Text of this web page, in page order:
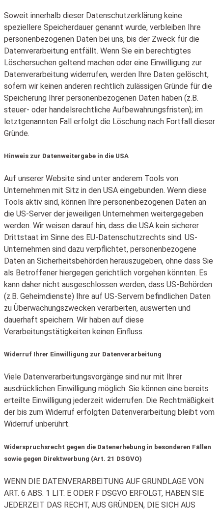
Soweit innerhalb dieser Datenschutzerklärung keine
speziellere Speicherdauer genannt wurde, verbleiben Ihre
personenbezogenen Daten bei uns, bis der Zweck für die
Datenverarbeitung entfällt. Wenn Sie ein berechtigtes
Löschersuchen geltend machen oder eine Einwilligung zur
Datenverarbeitung widerrufen, werden Ihre Daten gelöscht,
sofern wir keinen anderen rechtlich zulässigen Gründe für die
Speicherung Ihrer personenbezogenen Daten haben (z.B.
steuer- oder handelsrechtliche Aufbewahrungsfristen); im
letztgenannten Fall erfolgt die Löschung nach Fortfall dieser
Gründe.
Hinweis zur Datenweitergabe in die USA
Auf unserer Website sind unter anderem Tools von
Unternehmen mit Sitz in den USA eingebunden. Wenn diese
Tools aktiv sind, können Ihre personenbezogenen Daten an
die US-Server der jeweiligen Unternehmen weitergegeben
werden. Wir weisen darauf hin, dass die USA kein sicherer
Drittstaat im Sinne des EU-Datenschutzrechts sind. US-
Unternehmen sind dazu verpflichtet, personenbezogene
Daten an Sicherheitsbehörden herauszugeben, ohne dass Sie
als Betroffener hiergegen gerichtlich vorgehen könnten. Es
kann daher nicht ausgeschlossen werden, dass US-Behörden
(z.B. Geheimdienste) Ihre auf US-Servern befindlichen Daten
zu Überwachungszwecken verarbeiten, auswerten und
dauerhaft speichern. Wir haben auf diese
Verarbeitungstätigkeiten keinen Einfluss.
Widerruf Ihrer Einwilligung zur Datenverarbeitung
Viele Datenverarbeitungsvorgänge sind nur mit Ihrer
ausdrücklichen Einwilligung möglich. Sie können eine bereits
erteilte Einwilligung jederzeit widerrufen. Die Rechtmäßigkeit
der bis zum Widerruf erfolgten Datenverarbeitung bleibt vom
Widerruf unberührt.
Widerspruchsrecht gegen die Datenerhebung in besonderen Fällen
sowie gegen Direktwerbung (Art. 21 DSGVO)
WENN DIE DATENVERARBEITUNG AUF GRUNDLAGE VON
ART. 6 ABS. 1 LIT. E ODER F DSGVO ERFOLGT, HABEN SIE
JEDERZEIT DAS RECHT, AUS GRÜNDEN, DIE SICH AUS